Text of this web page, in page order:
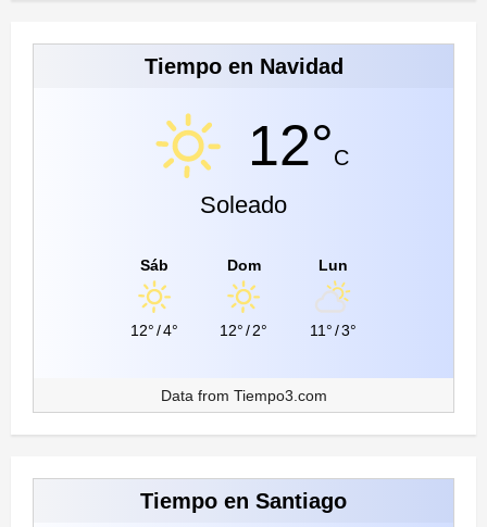
Tiempo en Navidad
12°C
Soleado
Sáb
12°/4°
Dom
12°/2°
Lun
11°/3°
Data from Tiempo3.com
Tiempo en Santiago